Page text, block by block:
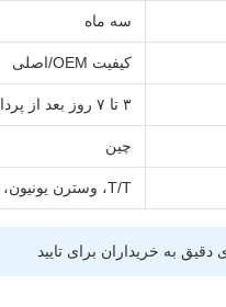
سه ماه
کیفیت OEM/اصلی
۳ تا ۷ روز بعد از پرداخت
چین
T/T، وسترن یونیون، پی پال
به خریداران برای تایید